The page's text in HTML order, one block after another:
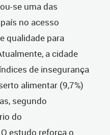
se uma das
no acesso
qualidade para
a cidade
de insegurança
alimentar (9,7%)
segundo
do
estudo reforça o